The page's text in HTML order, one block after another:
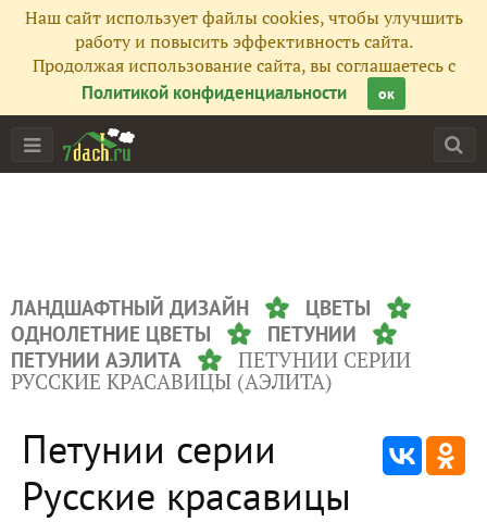
Наш сайт использует файлы cookies, чтобы улучшить
работу и повысить эффективность сайта.
Продолжая использование сайта, вы соглашаетесь с
Политикой конфиденциальности
ок
ЛАНДШАФТНЫЙ ДИЗАЙН
ЦВЕТЫ
ОДНОЛЕТНИЕ ЦВЕТЫ
ПЕТУНИИ
ПЕТУНИИ АЭЛИТА
ПЕТУНИИ СЕРИИ
РУССКИЕ КРАСАВИЦЫ (АЭЛИТА)
Петунии серии
Русские красавицы